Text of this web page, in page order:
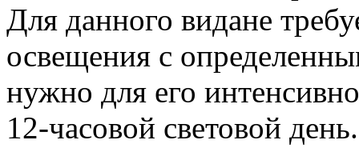
Для данного видане
освещения с
нужно для его
12-часовой световой